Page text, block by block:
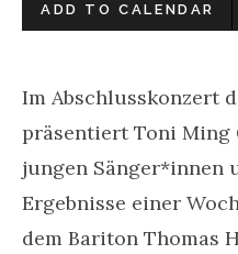
ADD TO CALENDAR
Im Abschlusskonzert
präsentiert Toni Ming
jungen Sänger*innen
Ergebnisse einer
dem Bariton Thomas